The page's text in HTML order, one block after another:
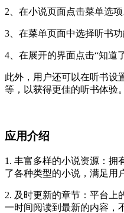
2、在小说页面点击菜单选项
3、在菜单页面中选择听书功
4、在展开的界面点击“知道
此外，用户还可以在听书设
等，以获得更佳的听书体验。
应用介绍
1. 丰富多样的小说资源：拥
了各种类型的小说，满足用
2. 及时更新的章节：平台上
一时间阅读到最新的内容，